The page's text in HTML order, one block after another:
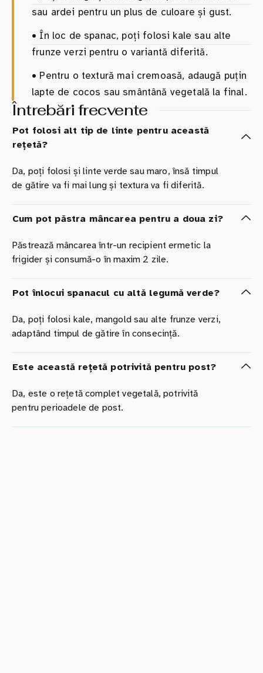
sau ardei pentru un plus de culoare și gust.
• În loc de spanac, poți folosi kale sau alte
frunze verzi pentru o variantă diferită.
• Pentru o textură mai cremoasă, adaugă puțin
lapte de cocos sau smântână vegetală la final.
Întrebări frecvente
Pot folosi alt tip de linte pentru această
rețetă?
Da, poți folosi și linte verde sau maro, însă timpul
de gătire va fi mai lung și textura va fi diferită.
Cum pot păstra mâncarea pentru a doua zi?
Păstrează mâncarea într-un recipient ermetic la
frigider și consumă-o în maxim 2 zile.
Pot înlocui spanacul cu altă legumă verde?
Da, poți folosi kale, mangold sau alte frunze verzi,
adaptând timpul de gătire în consecință.
Este această rețetă potrivită pentru post?
Da, este o rețetă complet vegetală, potrivită
pentru perioadele de post.